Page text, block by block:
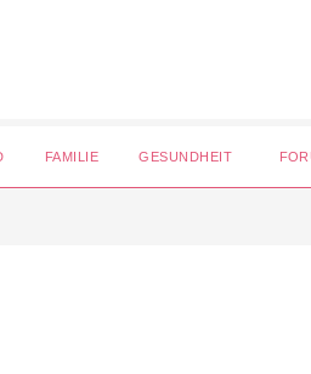
FAMILIE GESUNDHEIT